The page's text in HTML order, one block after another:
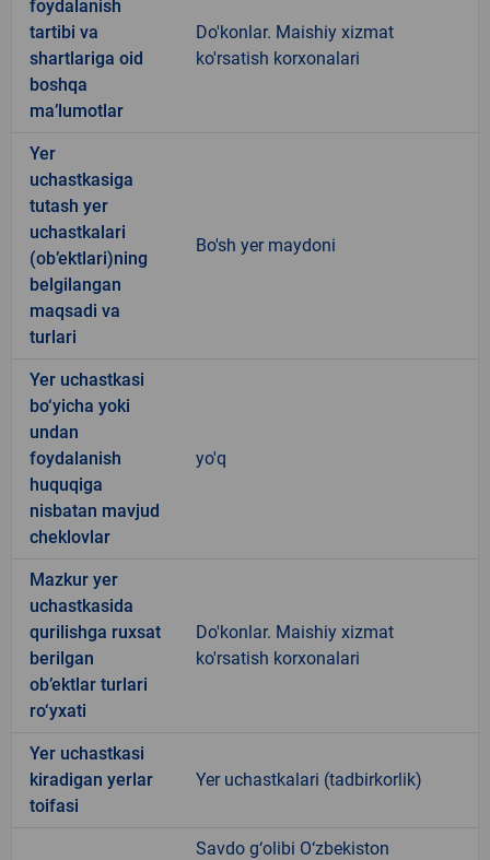
foydalanish
tartibi va
shartlariga oid
boshqa
ma’lumotlar
Do'konlar. Maishiy xizmat
ko'rsatish korxonalari
Yer
uchastkasiga
tutash yer
uchastkalari
(ob’ektlari)ning
belgilangan
maqsadi va
turlari
Bo'sh yer maydoni
Yer uchastkasi
bo‘yicha yoki
undan
foydalanish
huquqiga
nisbatan mavjud
cheklovlar
yo'q
Mazkur yer
uchastkasida
qurilishga ruxsat
berilgan
ob’ektlar turlari
ro‘yxati
Do'konlar. Maishiy xizmat
ko'rsatish korxonalari
Yer uchastkasi
kiradigan yerlar
toifasi
Yer uchastkalari (tadbirkorlik)
Savdo g‘olibi O‘zbekiston